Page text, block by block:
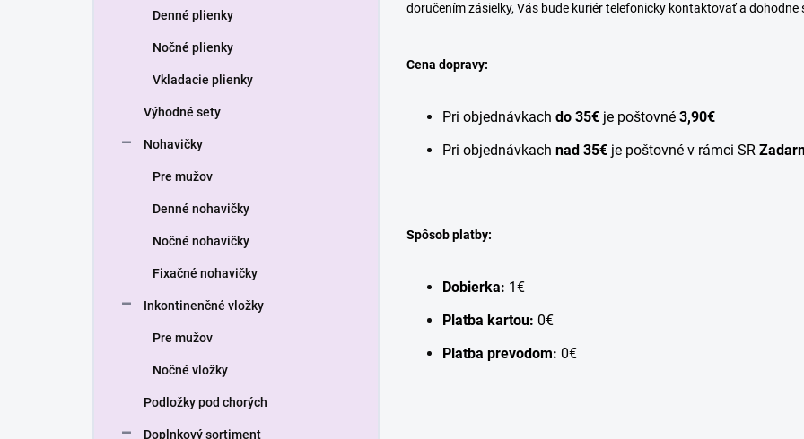
Denné plienky
Nočné plienky
Vkladacie plienky
Výhodné sety
Nohavičky
Pre mužov
Denné nohavičky
Nočné nohavičky
Fixačné nohavičky
Inkontinenčné vložky
Pre mužov
Nočné vložky
Podložky pod chorých
Doplnkový sortiment
doručením zásielky, Vás bude kuriér telefonicky kontaktovať a dohodne
Cena dopravy:
Pri objednávkach do 35€ je poštovné 3,90€
Pri objednávkach nad 35€ je poštovné v rámci SR
Spôsob platby:
Dobierka: 1€
Platba kartou: 0€
Platba prevodom: 0€